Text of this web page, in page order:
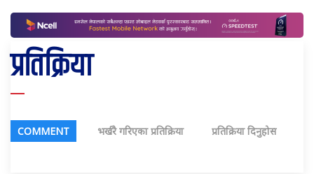
प्रतिक्रिया
COMMENT भर्खरै गरिएका प्रतिक्रिया प्रतिक्रिया दिनुहोस